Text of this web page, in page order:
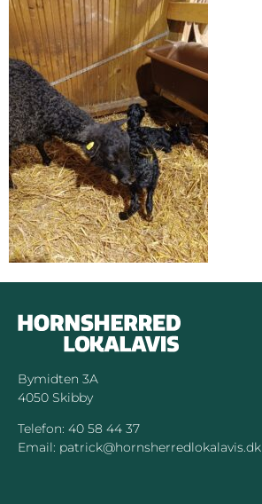
Bymidten 3A
4050 Skibby
Telefon: 40 58 44 37
Email: patrick@hornsherredlokalavis.dk